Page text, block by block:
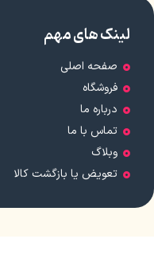
لینک های مهم
صفحه اصلی
فروشگاه
درباره ما
تماس با ما
وبلاگ
تعویض یا بازگشت کالا